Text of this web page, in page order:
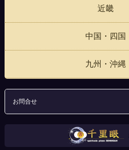
近畿
中国・四国
九州・沖縄
お問合せ